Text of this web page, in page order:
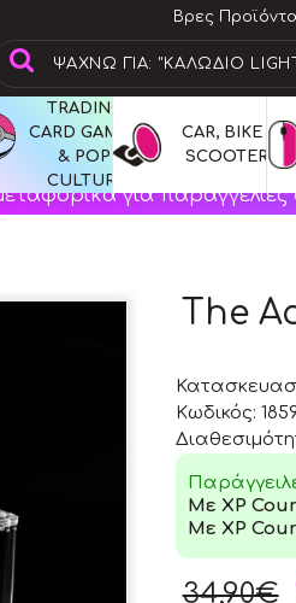
Βρες
TRADING
CARD GAMES
& POP
CULTURE
CAR, BIKE &
SCOOTERS
για
The
Κωδικός:
Με XP
Με XP
34,90€